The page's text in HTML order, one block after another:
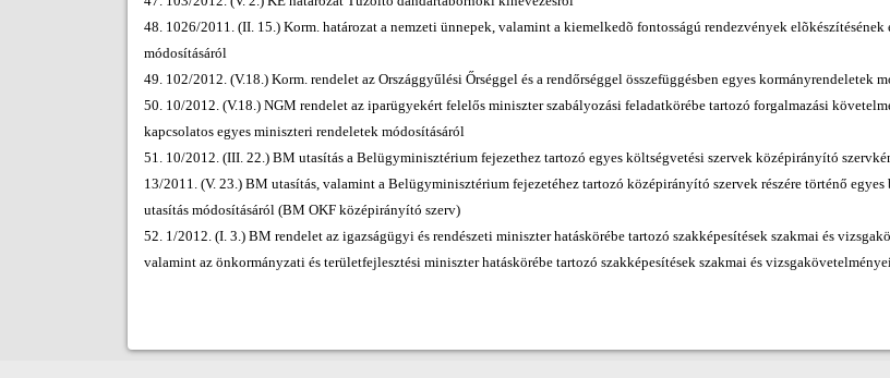
48. 1026/2011. (II. 15.) Korm. határozat a nemzeti ünnepek, valamint a kiemelkedõ fontosságú rendezvények
módosításáról
49. 102/2012. (V.18.) Korm. rendelet az Országgyűlési Őrséggel és a rendőrséggel összefüggésben egyes kormányrendeletek
50. 10/2012. (V.18.) NGM rendelet az iparügyekért felelős miniszter szabályozási feladatkörébe tartozó forgalmazási
kapcsolatos egyes miniszteri rendeletek módosításáról
51. 10/2012. (III. 22.) BM utasítás a Belügyminisztérium fejezethez tartozó egyes költségvetési szervek középirányító
13/2011. (V. 23.) BM utasítás, valamint a Belügyminisztérium fejezetéhez tartozó középirányító szervek részére történő
utasítás módosításáról (BM OKF középirányító szerv)
52. 1/2012. (I. 3.) BM rendelet az igazságügyi és rendészeti miniszter hatáskörébe tartozó szakképesítések szakmai és
valamint az önkormányzati és területfejlesztési miniszter hatáskörébe tartozó szakképesítések szakmai és